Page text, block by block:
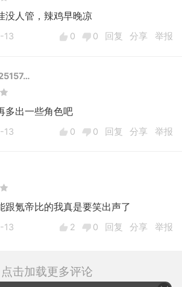
没人管，辣鸡早晚凉
13 0 0 回复 分享 举报
多出一些角色吧
13 0 0 回复 分享 举报
跟氪帝比的我真是要笑出声了
13 2 0 回复 分享 举报
点击加载更多评论